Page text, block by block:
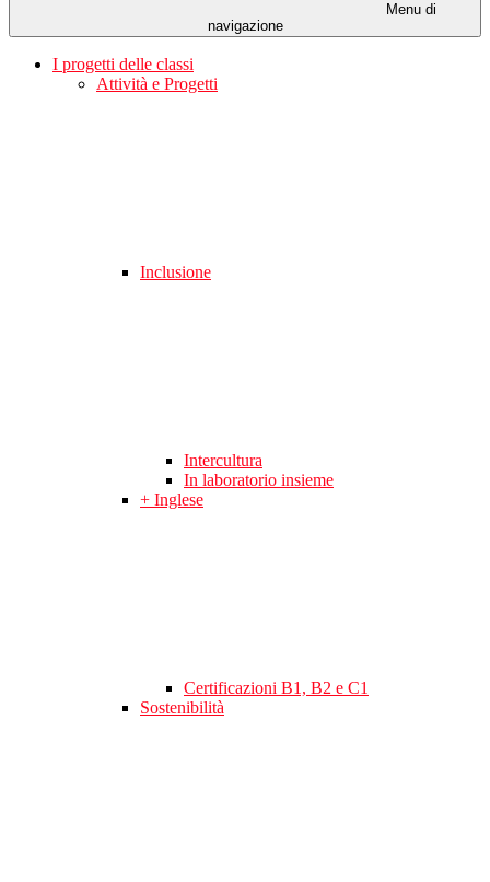
Menu di
navigazione
I progetti delle classi
Attività e Progetti
Inclusione
Intercultura
In laboratorio insieme
+ Inglese
Certificazioni B1, B2 e C1
Sostenibilità